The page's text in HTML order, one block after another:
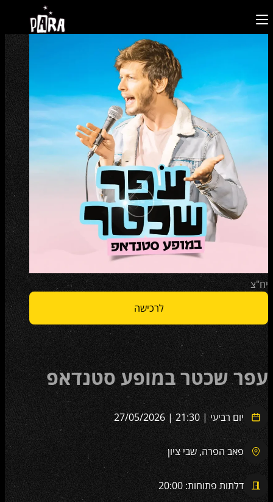
יח"צ
לרכישה
עפר שכטר במופע סטנדאפ
יום רביעי | 21:30 | 27/05/2026
פאב הפרה, שבי ציון
דלתות פתוחות: 20:00